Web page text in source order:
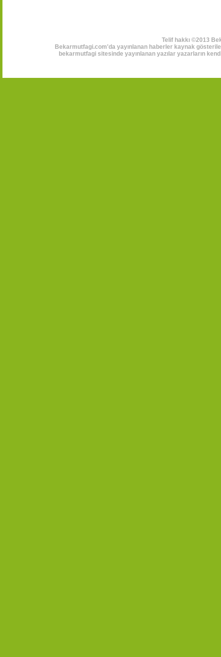
Telif hakkı ©2013
Bekarmutfagi.com'da yayınlanan haberler kaynak
bekarmutfagi sitesinde yayınlanan yazılar yazarların